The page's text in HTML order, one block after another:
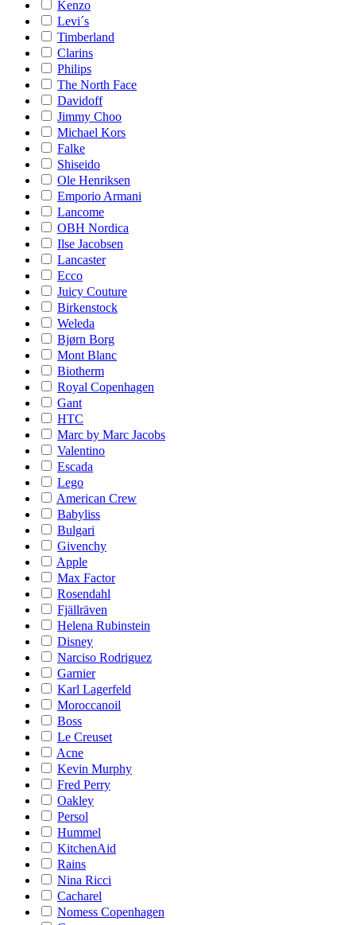
Kenzo
Levi´s
Timberland
Clarins
Philips
The North Face
Davidoff
Jimmy Choo
Michael Kors
Falke
Shiseido
Ole Henriksen
Emporio Armani
Lancome
OBH Nordica
Ilse Jacobsen
Lancaster
Ecco
Juicy Couture
Birkenstock
Weleda
Bjørn Borg
Mont Blanc
Biotherm
Royal Copenhagen
Gant
HTC
Marc by Marc Jacobs
Valentino
Escada
Lego
American Crew
Babyliss
Bulgari
Givenchy
Apple
Max Factor
Rosendahl
Fjällräven
Helena Rubinstein
Disney
Narciso Rodriguez
Garnier
Karl Lagerfeld
Moroccanoil
Boss
Le Creuset
Acne
Kevin Murphy
Fred Perry
Oakley
Persol
Hummel
KitchenAid
Rains
Nina Ricci
Cacharel
Nomess Copenhagen